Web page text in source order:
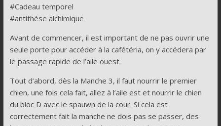
#Cadeau temporel
#antithèse alchimique
Avant de commencer, il est important de ne pas ouvrir une
seule porte pour accéder à la cafétéria, on y accédera par
le passage rapide de l’aile ouest.
Tout d’abord, dès la Manche 3, il faut nourrir le premier
chien, une fois cela fait, allez à l’aile est et nourrir le chien
du bloc D avec le spauwn de la cour. Si cela est
correctement fait la manche ne dois pas se passer, des